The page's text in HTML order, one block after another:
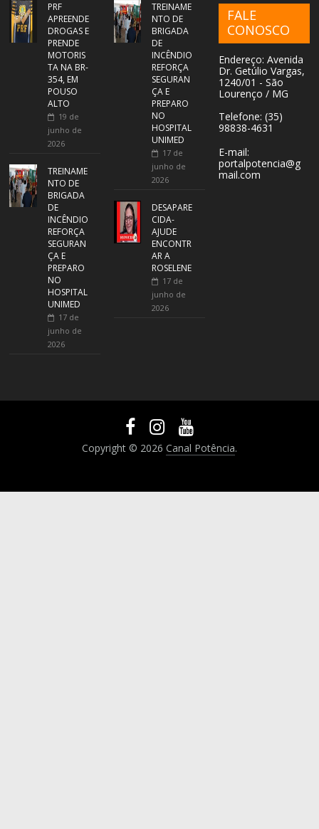
PRF
APREENDE
DROGAS E
PRENDE
MOTORIS
TA NA BR-
354, EM
POUSO
ALTO
19 de
junho de
2026
TREINAME
NTO DE
BRIGADA
DE
INCÊNDIO
REFORÇA
SEGURAN
ÇA E
PREPARO
NO
HOSPITAL
UNIMED
17 de
junho de
2026
TREINAME
NTO DE
BRIGADA
DE
INCÊNDIO
REFORÇA
SEGURAN
ÇA E
PREPARO
NO
HOSPITAL
UNIMED
17 de
junho de
2026
DESAPARE
CIDA-
AJUDE
ENCONTR
AR A
ROSELENE
17 de
junho de
2026
FALE
CONOSCO
Endereço: Avenida
Dr. Getúlio Vargas,
1240/01 - São
Lourenço / MG
Telefone: (35)
98838-4631
E-mail:
portalpotencia@g
mail.com
Copyright © 2026 Canal Potência.